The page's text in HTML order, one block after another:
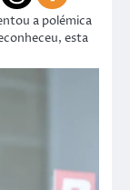
a polémica
esta